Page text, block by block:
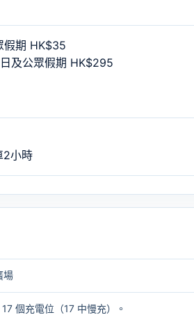
假期 HK$35
及公眾假期 HK$295
2小時
場
個充電位（17 中慢充）。